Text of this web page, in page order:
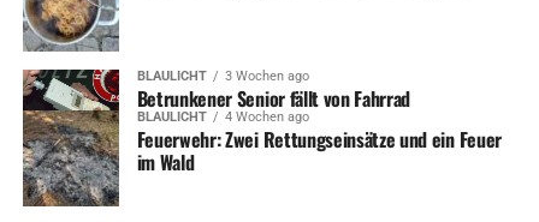
BLAULICHT 3 Wochen ago
Betrunkener Senior fällt von Fahrrad
BLAULICHT 4 Wochen ago
Feuerwehr: Zwei Rettungseinsätze und ein Feuer
im Wald